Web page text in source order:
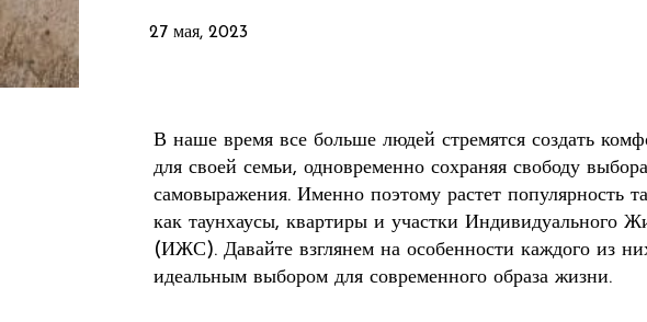
27 мая, 2023
В наше время все больше людей стремятся создать
для своей семьи, одновременно сохраняя свободу
самовыражения. Именно поэтому растет популярность
как таунхаусы, квартиры и участки Индивидуального
(ИЖС). Давайте взглянем на особенности каждого из
идеальным выбором для современного образа жизни.